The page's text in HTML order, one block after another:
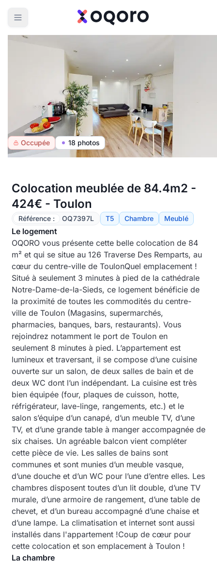
Occupée 18 photos
Colocation meublée de 84.4m2 -
424€ - Toulon
Référence : OQ7397L T5 Chambre Meublé
Le logement
OQORO vous présente cette belle colocation de 84
m² et qui se situe au 126 Traverse Des Remparts, au
cœur du centre-ville de ToulonQuel emplacement !
Situé à seulement 3 minutes à pied de la cathédrale
Notre-Dame-de-la-Sieds, ce logement bénéficie de
la proximité de toutes les commodités du centre-
ville de Toulon (Magasins, supermarchés,
pharmacies, banques, bars, restaurants). Vous
rejoindrez notamment le port de Toulon en
seulement 8 minutes à pied. L’appartement est
lumineux et traversant, il se compose d’une cuisine
ouverte sur un salon, de deux salles de bain et de
deux WC dont l’un indépendant. La cuisine est très
bien équipée (four, plaques de cuisson, hotte,
réfrigérateur, lave-linge, rangements, etc.) et le
salon s’équipe d’un canapé, d’un meuble TV, d’une
TV, et d’une grande table à manger accompagnée de
six chaises. Un agréable balcon vient compléter
cette pièce de vie. Les salles de bains sont
communes et sont munies d’un meuble vasque,
d’une douche et d’un WC pour l’une d’entre elles. Les
chambres disposent toutes d’un lit double, d’une TV
murale, d’une armoire de rangement, d’une table de
chevet, et d’un bureau accompagné d’une chaise et
d’une lampe. La climatisation et internet sont aussi
installés dans l'appartement !Coup de cœur pour
cette colocation et son emplacement à Toulon !
La chambre